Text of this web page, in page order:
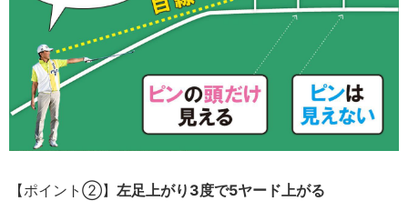
【ポイント②】 左足上がり3度で5ヤード上がる